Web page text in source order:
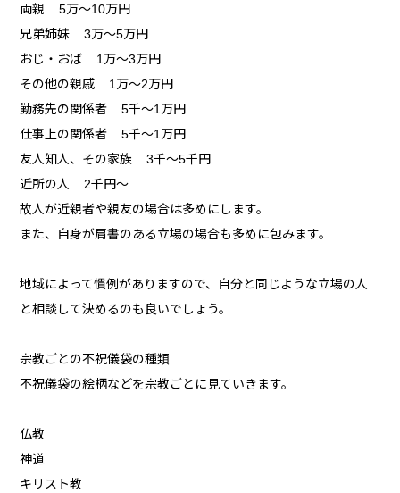
両親 5万～10万円
兄弟姉妹 3万～5万円
おじ・おば 1万～3万円
その他の親戚 1万～2万円
勤務先の関係者 5千～1万円
仕事上の関係者 5千～1万円
友人知人、その家族 3千～5千円
近所の人 2千円～
故人が近親者や親友の場合は多めにします。
また、自身が肩書のある立場の場合も多めに包みます。
地域によって慣例がありますので、自分と同じような立場の人
と相談して決めるのも良いでしょう。
宗教ごとの不祝儀袋の種類
不祝儀袋の絵柄などを宗教ごとに見ていきます。
仏教
神道
キリスト教